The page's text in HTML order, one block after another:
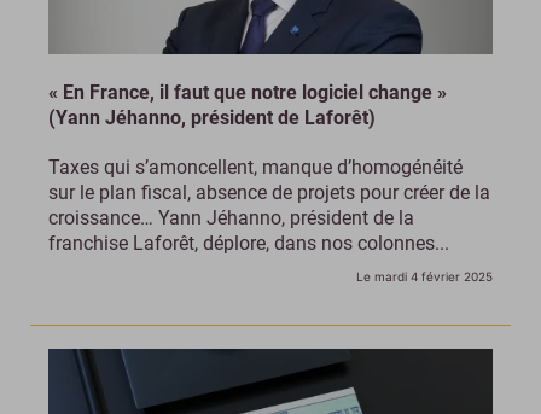
« En France, il faut que notre logiciel change »
(Yann Jéhanno, président de Laforêt)
Taxes qui s’amoncellent, manque d’homogénéité
sur le plan fiscal, absence de projets pour créer de la
croissance… Yann Jéhanno, président de la
franchise Laforêt, déplore, dans nos colonnes...
Le mardi 4 février 2025